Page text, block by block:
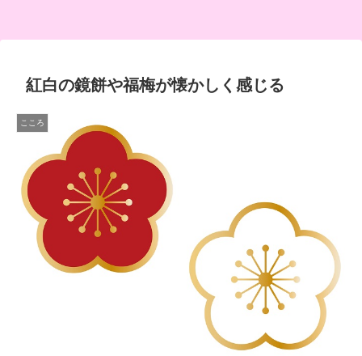
紅白の鏡餅や福梅が懐かしく感じる
こころ